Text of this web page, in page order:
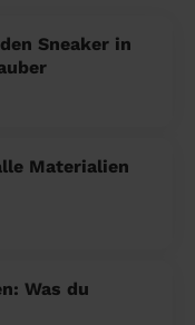
Sneaker in
Materialien
Was du